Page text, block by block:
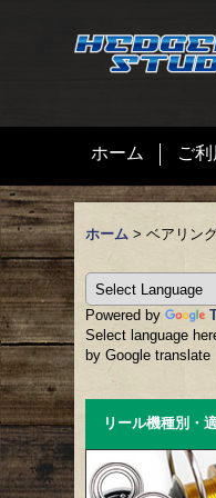
ホーム ご
ホーム > ベアリン
Powered by
Select language
by Google translate
リール機種別・